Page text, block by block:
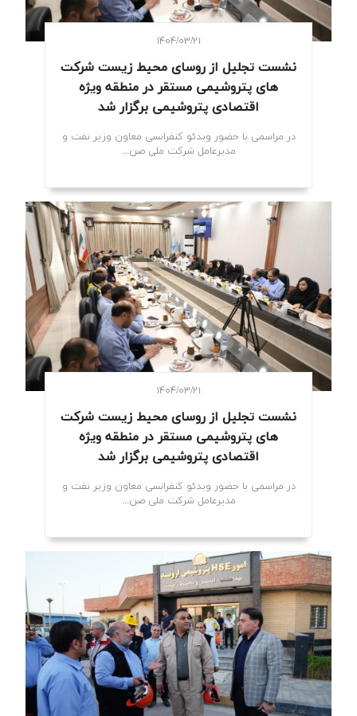
۱۴۰۴/۰۳/۲۱
نشست تجلیل از روسای محیط زیست شرکت
های پتروشیمی‌ مستقر در منطقه ویژه
اقتصادی پتروشیمی برگزار شد
در مراسمی با حضور ویدئو کنفرانسی معاون وزیر نفت و
مدیرعامل شرکت ملی صن...
۱۴۰۴/۰۳/۲۱
نشست تجلیل از روسای محیط زیست شرکت
های پتروشیمی‌ مستقر در منطقه ویژه
اقتصادی پتروشیمی برگزار شد
در مراسمی با حضور ویدئو کنفرانسی معاون وزیر نفت و
مدیرعامل شرکت ملی صن...